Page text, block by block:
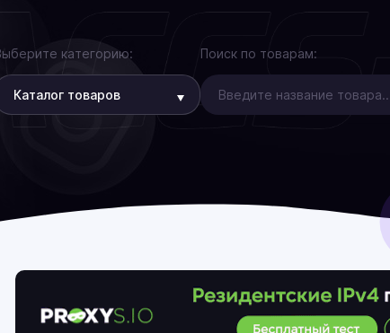
категорию:
Каталог товаров
Поиск по товарам: